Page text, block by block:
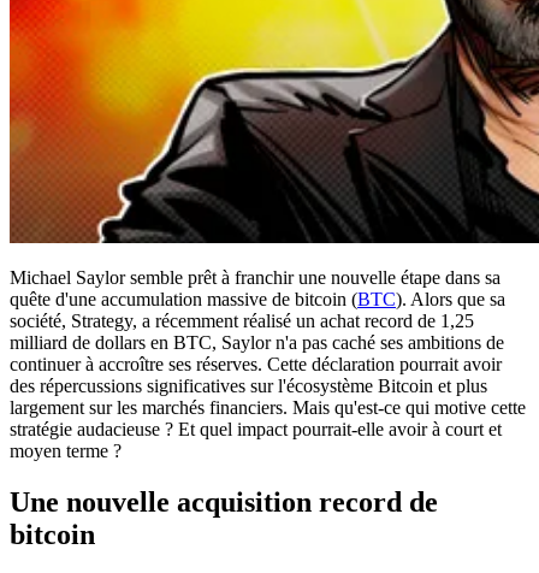
Michael Saylor semble prêt à franchir une nouvelle étape dans sa
quête d'une accumulation massive de bitcoin (BTC). Alors que sa
société, Strategy, a récemment réalisé un achat record de 1,25
milliard de dollars en BTC, Saylor n'a pas caché ses ambitions de
continuer à accroître ses réserves. Cette déclaration pourrait avoir
des répercussions significatives sur l'écosystème Bitcoin et plus
largement sur les marchés financiers. Mais qu'est-ce qui motive cette
stratégie audacieuse ? Et quel impact pourrait-elle avoir à court et
moyen terme ?
Une nouvelle acquisition record de
bitcoin